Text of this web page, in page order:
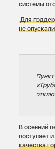
системы
Для
не
Пункт
В осенний
поступает
качества